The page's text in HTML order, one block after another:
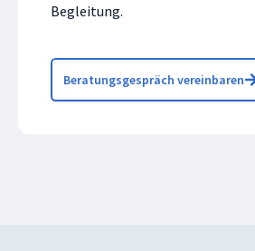
Begleitung.
Beratungsgespräch vereinbaren